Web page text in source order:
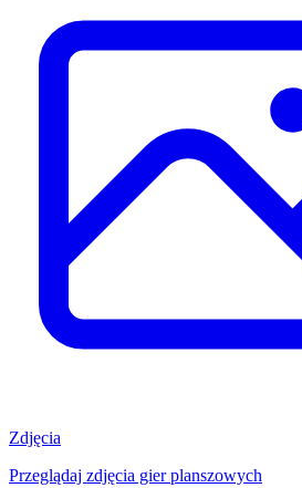
Zdjęcia
Przeglądaj zdjęcia gier planszowych